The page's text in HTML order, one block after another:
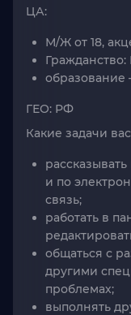
ЦА:
М/Ж от 18,
ГЕО: РФ
Какие задачи
и по
связь;
работать в
общаться с
другими
проблемах;
выполнять